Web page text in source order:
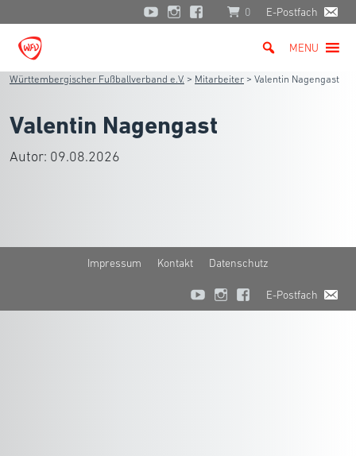
0 E-Postfach
MENU
Württembergischer Fußballverband e.V. > Mitarbeiter > Valentin Nagengast
Valentin Nagengast
Autor: 09.08.2026
Impressum Kontakt Datenschutz
E-Postfach